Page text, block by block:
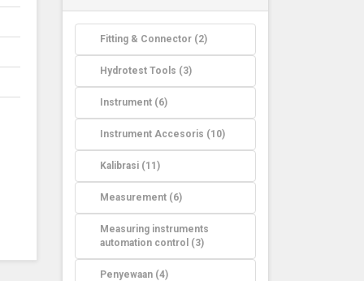
Fitting & Connector (2)
Hydrotest Tools (3)
Instrument (6)
Instrument Accesoris (10)
Kalibrasi (11)
Measurement (6)
Measuring instruments
automation control (3)
Penyewaan (4)